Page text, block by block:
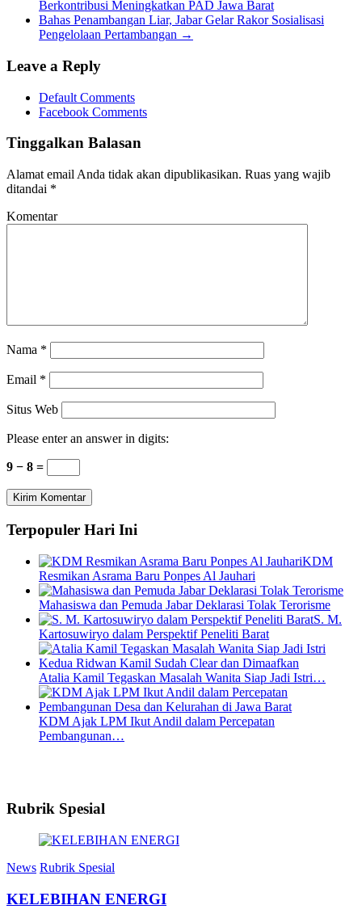
Berkontribusi Meningkatkan PAD Jawa Barat
Bahas Penambangan Liar, Jabar Gelar Rakor Sosialisasi
Pengelolaan Pertambangan →
Leave a Reply
Default Comments
Facebook Comments
Tinggalkan Balasan
Alamat email Anda tidak akan dipublikasikan. Ruas yang wajib
ditandai *
Komentar
Nama *
Email *
Situs Web
Please enter an answer in digits:
9 − 8 =
Terpopuler Hari Ini
KDM
Resmikan Asrama Baru Ponpes Al Jauhari
Mahasiswa dan Pemuda Jabar Deklarasi Tolak Terorisme
S. M.
Kartosuwiryo dalam Perspektif Peneliti Barat
Atalia Kamil Tegaskan Masalah Wanita Siap Jadi Istri…
KDM Ajak LPM Ikut Andil dalam Percepatan
Pembangunan…
Rubrik Spesial
News Rubrik Spesial
KELEBIHAN ENERGI